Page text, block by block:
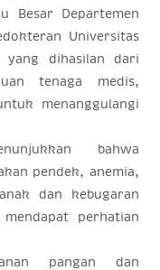
Besar Departemen
Universitas
yang dihasilan dari
tenaga medis,
menanggulangi
bahwa
pendek, anemia,
dan kebugaran
perhatian
pangan dan